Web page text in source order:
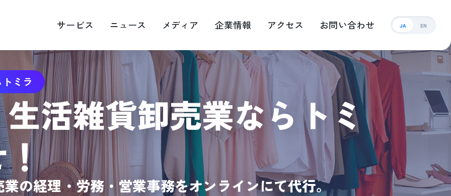
サービス ニュース メディア 企業情報 アクセス お問い合わせ JA EN
マップエンジン最適化
・映像制作
Web広告運用
キャスティング
ミラ
活雑貨卸売業ならトミ
の経理・労務・営業事務をオンラインにて代行。